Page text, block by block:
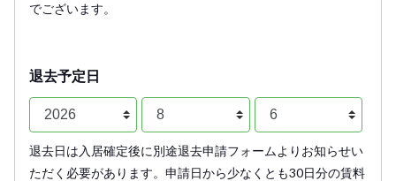
でございます。
退去予定日
退去日は入居確定後に別途退去申請フォームよりお知らせい
ただく必要があります。申請日から少なくとも30日分の賃料